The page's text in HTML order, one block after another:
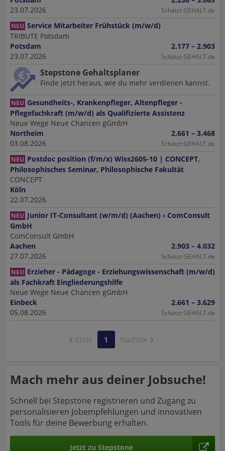
23.07.2026
Schätzt GEHALT.de
NEU Service Mitarbeiter Frühstück (m/w/d)
TRIBUTE Potsdam
Potsdam
23.07.2026
2.177 – 2.903
Schätzt GEHALT.de
Stepstone Gehaltsplaner
Finde jetzt heraus, wie du mehr verdienen kannst.
NEU Gesundheits-, Krankenpfleger, Altenpfleger -
Pflegefachkraft (m/w/d) als Qualifizierte Assistenz
Neue Wege Neue Chancen gGmbH
Northeim
03.08.2026
2.661 – 3.468
Schätzt GEHALT.de
NEU Postdoc position (f/m/x) Wiss2605-10 | CONCEPT,
Philosophisches Seminar, Philosophische Fakultät
CONCEPT
Köln
22.07.2026
NEU Junior IT-Consultant (w/m/d) (Aachen) › ComConsult
GmbH
ComConsult GmbH
Aachen
27.07.2026
2.903 – 4.032
Schätzt GEHALT.de
NEU Erzieher - Pädagoge - Erziehungswissenschaft (m/w/d)
als Fachkraft Eingliederungshilfe
Neue Wege Neue Chancen gGmbH
Einbeck
05.08.2026
2.661 – 3.629
Schätzt GEHALT.de
Erste 1 Nächste
Mach mehr aus deiner Jobsuche!
Schnell bei Stepstone registrieren und Zugang zu
personalisieren Jobempfehlungen und innovativen
Tools für deine Bewerbung erhalten.
Jetzt zu Stepstone